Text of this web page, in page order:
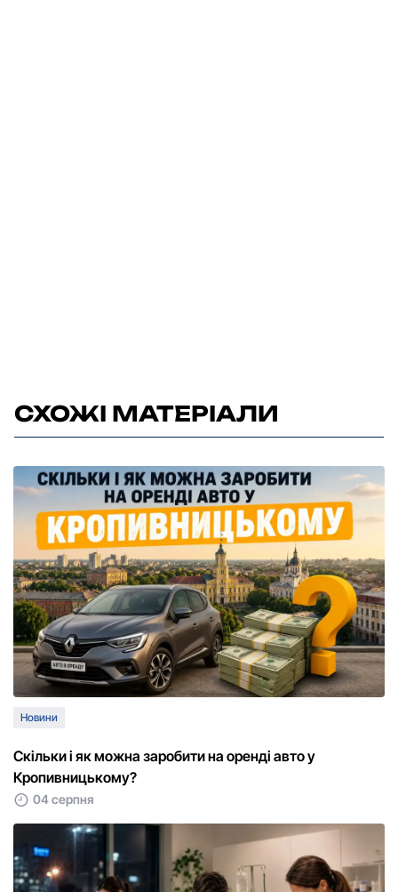
СХОЖІ МАТЕРІАЛИ
Новини
Скільки і як можна заробити на оренді авто у
Кропивницькому?
04 серпня